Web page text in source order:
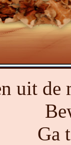
uit de
Ga